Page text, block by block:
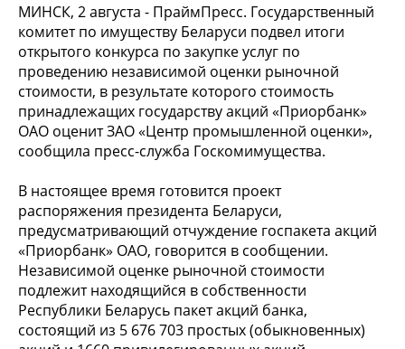
МИНСК, 2 августа - ПраймПресс. Государственный
комитет по имуществу Беларуси подвел итоги
открытого конкурса по закупке услуг по
проведению независимой оценки рыночной
стоимости, в результате которого стоимость
принадлежащих государству акций «Приорбанк»
ОАО оценит ЗАО «Центр промышленной оценки»,
сообщила пресс-служба Госкомимущества.
В настоящее время готовится проект
распоряжения президента Беларуси,
предусматривающий отчуждение госпакета акций
«Приорбанк» ОАО, говорится в сообщении.
Независимой оценке рыночной стоимости
подлежит находящийся в собственности
Республики Беларусь пакет акций банка,
состоящий из 5 676 703 простых (обыкновенных)